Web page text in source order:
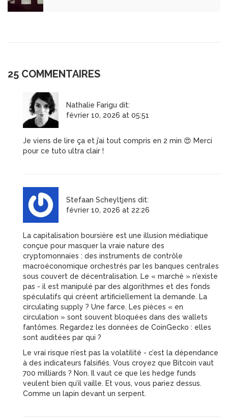
25 COMMENTAIRES
Nathalie Farigu dit:
février 10, 2026 at 05:51
Je viens de lire ça et j’ai tout compris en 2 min 😍 Merci
pour ce tuto ultra clair !
Stefaan Scheyltjens dit:
février 10, 2026 at 22:26
La capitalisation boursière est une illusion médiatique
conçue pour masquer la vraie nature des
cryptomonnaies : des instruments de contrôle
macroéconomique orchestrés par les banques centrales
sous couvert de décentralisation. Le « marché » n’existe
pas - il est manipulé par des algorithmes et des fonds
spéculatifs qui créent artificiellement la demande. La
circulating supply ? Une farce. Les pièces « en
circulation » sont souvent bloquées dans des wallets
fantômes. Regardez les données de CoinGecko : elles
sont auditées par qui ?
Le vrai risque n’est pas la volatilité - c’est la dépendance
à des indicateurs falsifiés. Vous croyez que Bitcoin vaut
700 milliards ? Non. Il vaut ce que les hedge funds
veulent bien qu’il vaille. Et vous, vous pariez dessus.
Comme un lapin devant un serpent.